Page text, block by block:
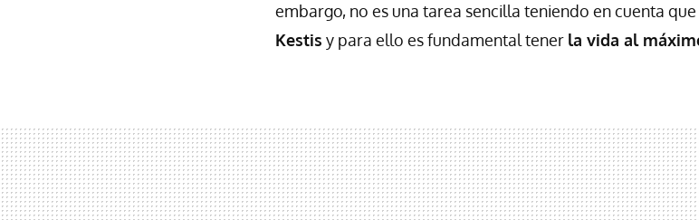
embargo, no es una tarea sencilla teniendo en cuenta
Kestis y para ello es fundamental tener la vida al